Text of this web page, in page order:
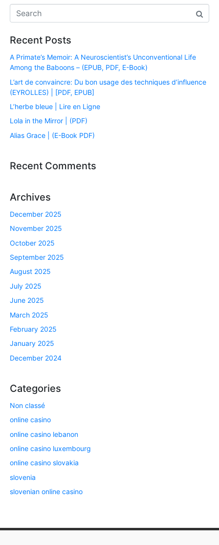
Recent Posts
A Primate’s Memoir: A Neuroscientist’s Unconventional Life
Among the Baboons – (EPUB, PDF, E-Book)
L’art de convaincre: Du bon usage des techniques d’influence
(EYROLLES) | [PDF, EPUB]
L’herbe bleue | Lire en Ligne
Lola in the Mirror | (PDF)
Alias Grace | (E-Book PDF)
Recent Comments
Archives
December 2025
November 2025
October 2025
September 2025
August 2025
July 2025
June 2025
March 2025
February 2025
January 2025
December 2024
Categories
Non classé
online casino
online casino lebanon
online casino luxembourg
online casino slovakia
slovenia
slovenian online casino